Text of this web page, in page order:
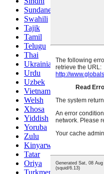
Sundanese
Swahili
Tajik
Tamil
Telugu
Thai
Ukrainian
Urdu
Uzbek
Vietnamese
Welsh
Xhosa
Yiddish
Yoruba
Zulu
Kinyarwanda
Tatar
Oriya